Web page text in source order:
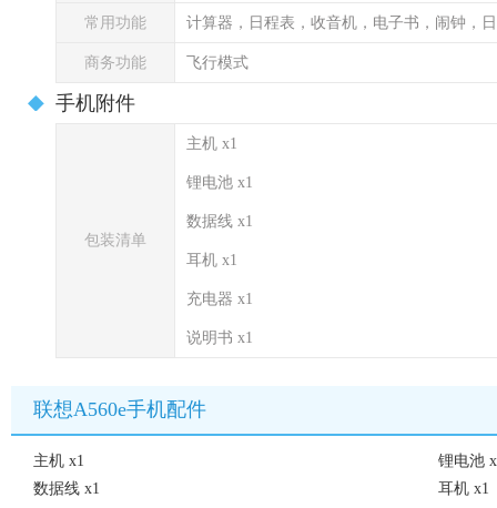
常用功能 计算器，日程表，收音机，电子书，闹钟，
商务功能 飞行模式
手机附件
包装清单
主机 x1
锂电池 x1
数据线 x1
耳机 x1
充电器 x1
说明书 x1
联想A560e手机配件
主机 x1
锂电池
数据线 x1
耳机 x1